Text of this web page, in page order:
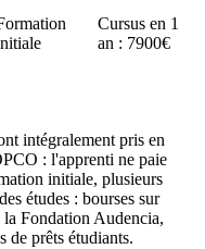
Cursus en 1
an : 7900€
intégralement pris en
: l'apprenti ne paie
initiale, plusieurs
études : bourses sur
Fondation Audencia,
de prêts étudiants.